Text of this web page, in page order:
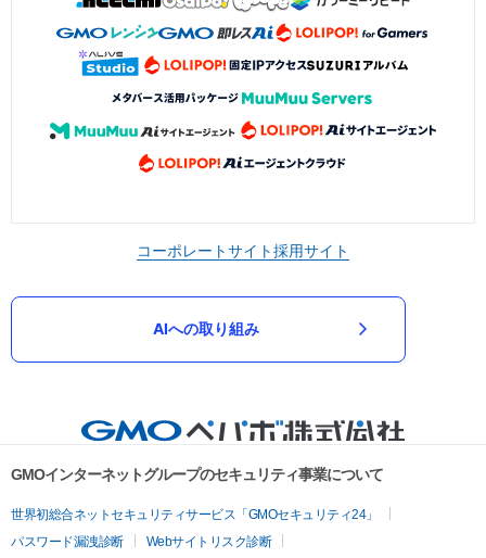
コーポレートサイト採用サイト
AIへの取り組み
GMOインターネットグループのセキュリティ事業について
世界初総合ネットセキュリティサービス「GMOセキュリティ24」
パスワード漏洩診断
Webサイトリスク診断